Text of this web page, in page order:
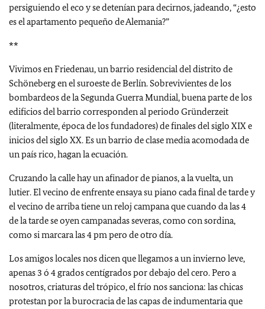
persiguiendo el eco y se detenían para decirnos, jadeando, “¿esto
es el apartamento pequeño de Alemania?”
**
Vivimos en Friedenau, un barrio residencial del distrito de
Schöneberg en el suroeste de Berlín. Sobrevivientes de los
bombardeos de la Segunda Guerra Mundial, buena parte de los
edificios del barrio corresponden al periodo Gründerzeit
(literalmente, época de los fundadores) de finales del siglo XIX e
inicios del siglo XX. Es un barrio de clase media acomodada de
un país rico, hagan la ecuación.
Cruzando la calle hay un afinador de pianos, a la vuelta, un
lutier. El vecino de enfrente ensaya su piano cada final de tarde y
el vecino de arriba tiene un reloj campana que cuando da las 4
de la tarde se oyen campanadas severas, como con sordina,
como si marcara las 4 pm pero de otro día.
Los amigos locales nos dicen que llegamos a un invierno leve,
apenas 3 ó 4 grados centígrados por debajo del cero. Pero a
nosotros, criaturas del trópico, el frío nos sanciona: las chicas
protestan por la burocracia de las capas de indumentaria que